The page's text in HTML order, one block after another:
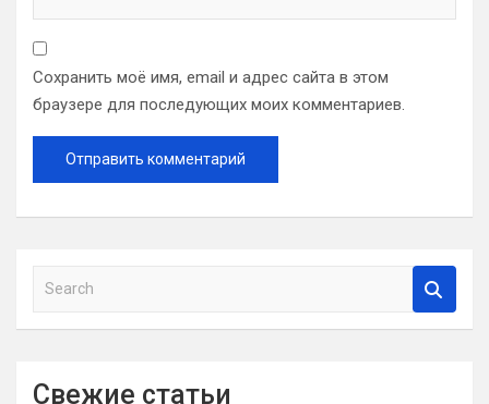
Сохранить моё имя, email и адрес сайта в этом
браузере для последующих моих комментариев.
a
c
Свежие статьи